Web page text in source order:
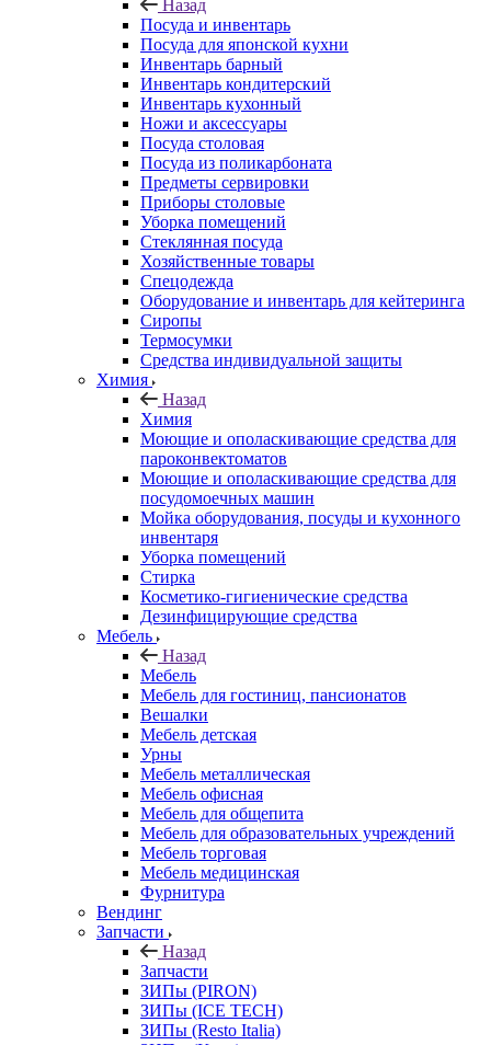
Назад
Посуда и инвентарь
Посуда для японской кухни
Инвентарь барный
Инвентарь кондитерский
Инвентарь кухонный
Ножи и аксессуары
Посуда столовая
Посуда из поликарбоната
Предметы сервировки
Приборы столовые
Уборка помещений
Стеклянная посуда
Хозяйственные товары
Спецодежда
Оборудование и инвентарь для кейтеринга
Сиропы
Термосумки
Средства индивидуальной защиты
Химия
Назад
Химия
Моющие и ополаскивающие средства для
пароконвектоматов
Моющие и ополаскивающие средства для
посудомоечных машин
Мойка оборудования, посуды и кухонного
инвентаря
Уборка помещений
Стирка
Косметико-гигиенические средства
Дезинфицирующие средства
Мебель
Назад
Мебель
Мебель для гостиниц, пансионатов
Вешалки
Мебель детская
Урны
Мебель металлическая
Мебель офисная
Мебель для общепита
Мебель для образовательных учреждений
Мебель торговая
Мебель медицинская
Фурнитура
Вендинг
Запчасти
Назад
Запчасти
ЗИПы (PIRON)
ЗИПы (ICE TECH)
ЗИПы (Resto Italia)